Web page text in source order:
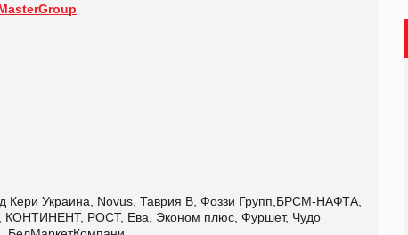
Кери Украина, Novus, Таврия В, Фоззи Групп,БРСМ-НАФТА,
КОНТИНЕНТ, РОСТ, Ева, Эконом плюс, Фуршет, Чудо